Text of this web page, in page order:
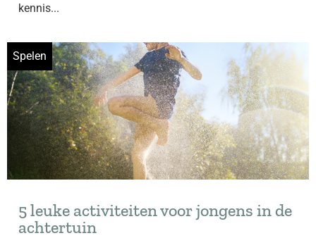
kennis...
Spelen
5 leuke activiteiten voor jongens in de
achtertuin